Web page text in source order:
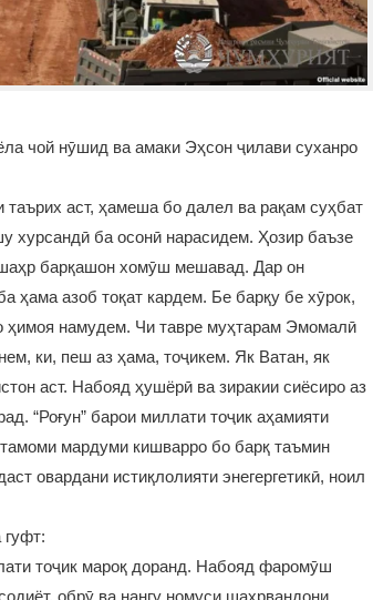
чой нӯшид ва амаки Эҳсон ҷилави суханро
аст, ҳамеша бо далел ва рақам суҳбат
хурсандӣ ба осонӣ нарасидем. Ҳозир баъзе
барқашон хомӯш мешавад. Дар он
ҳама азоб тоқат кардем. Бе барқу бе хӯрок,
ҳимоя намудем. Чи тавре муҳтарам Эмомалӣ
ки, пеш аз ҳама, тоҷикем. Як Ватан, як
аст. Набояд ҳушёрӣ ва зиракии сиёсиро аз
“Роғун” барои миллати тоҷик аҳамияти
тамоми мардуми кишварро бо барқ таъмин
овардани истиқлолияти энегергетикӣ, ноил
тоҷик мароқ доранд. Набояд фаромӯш
обрӯ ва нангу номуси шаҳрвандони